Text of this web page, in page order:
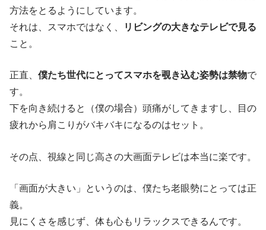
方法をとるようにしています。
それは、スマホではなく、
リビングの大きなテレビで見る
こと。
正直、 僕たち世代にとってスマホを覗き込む姿勢は禁物で
す。
下を向き続けると（僕の場合）頭痛がしてきますし、目の
疲れから肩こりがバキバキになるのはセット。
その点、視線と同じ高さの大画面テレビは本当に楽です。
「画面が大きい」というのは、僕たち老眼勢にとっては正
義。
見にくさを感じず、体も心もリラックスできるんです。